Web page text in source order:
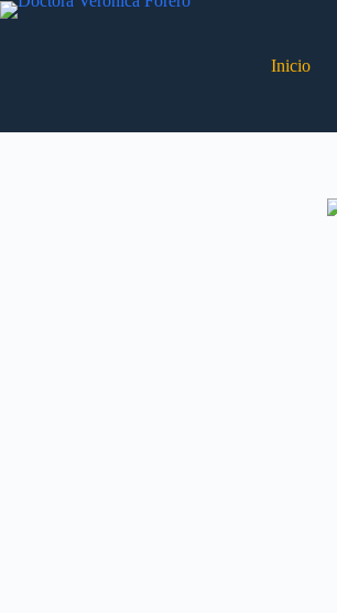
Saltar
Inicio